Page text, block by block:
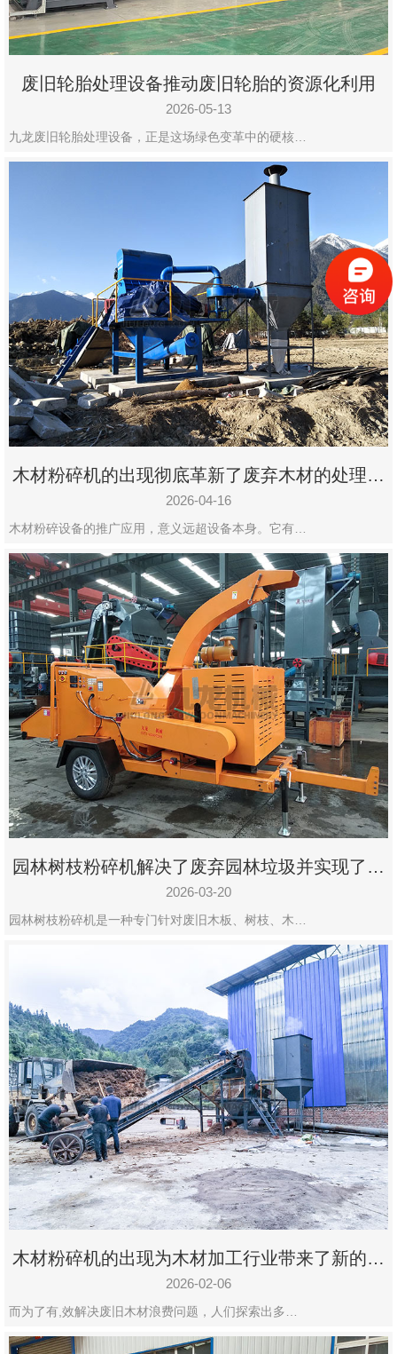
废旧轮胎处理设备推动废旧轮胎的资源化利用
2026-05-13
九龙废旧轮胎处理设备，正是这场绿色变革中的硬核…
木材粉碎机的出现彻底革新了废弃木材的处理模
式
2026-04-16
木材粉碎设备的推广应用，意义远超设备本身。它有…
园林树枝粉碎机解决了废弃园林垃圾并实现了再
利用
2026-03-20
园林树枝粉碎机是一种专门针对废旧木板、树枝、木…
木材粉碎机的出现为木材加工行业带来了新的变
化
2026-02-06
而为了有,效解决废旧木材浪费问题，人们探索出多…